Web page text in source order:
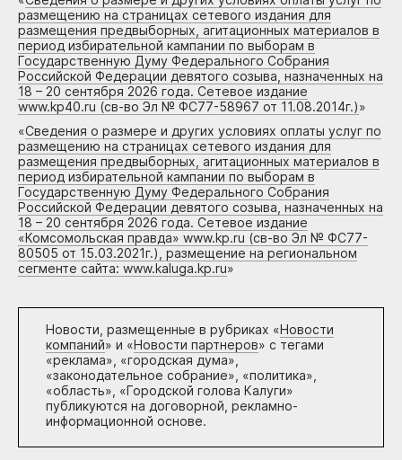
размещению на страницах сетевого издания для
размещения предвыборных, агитационных материалов в
период избирательной кампании по выборам в
Государственную Думу Федерального Собрания
Российской Федерации девятого созыва, назначенных на
18 – 20 сентября 2026 года. Сетевое издание
www.kp40.ru (св-во Эл № ФС77-58967 от 11.08.2014г.)»
«Сведения о размере и других условиях оплаты услуг по
размещению на страницах сетевого издания для
размещения предвыборных, агитационных материалов в
период избирательной кампании по выборам в
Государственную Думу Федерального Собрания
Российской Федерации девятого созыва, назначенных на
18 – 20 сентября 2026 года. Сетевое издание
«Комсомольская правда» www.kp.ru (св-во Эл № ФС77-
80505 от 15.03.2021г.), размещение на региональном
сегменте сайта: www.kaluga.kp.ru»
Новости, размещенные в рубриках «Новости
компаний» и «Новости партнеров» с тегами
«реклама», «городская дума»,
«законодательное собрание», «политика»,
«область», «Городской голова Калуги»
публикуются на договорной, рекламно-
информационной основе.